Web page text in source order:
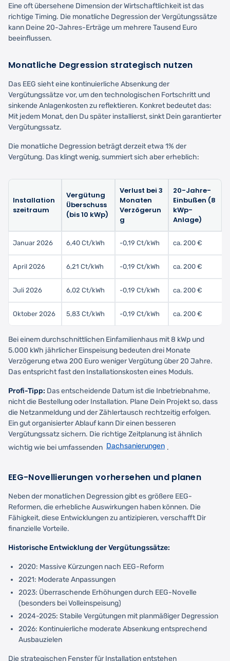
Eine oft übersehene Dimension der Wirtschaftlichkeit ist das
richtige Timing. Die monatliche Degression der Vergütungssätze
kann Deine 20-Jahres-Erträge um mehrere Tausend Euro
beeinflussen.
Monatliche Degression strategisch nutzen
Das EEG sieht eine kontinuierliche Absenkung der
Vergütungssätze vor, um den technologischen Fortschritt und
sinkende Anlagenkosten zu reflektieren. Konkret bedeutet das:
Mit jedem Monat, den Du später installierst, sinkt Dein garantierter
Vergütungssatz.
Die monatliche Degression beträgt derzeit etwa 1% der
Vergütung. Das klingt wenig, summiert sich aber erheblich:
Installation
szeitraum
Vergütung
Überschuss
(bis 10 kWp)
Verlust bei 3
Monaten
Verzögerun
g
20-Jahre-
Einbußen (8
kWp-
Anlage)
Januar 2026 6,40 Ct/kWh -0,19 Ct/kWh ca. 200 €
April 2026 6,21 Ct/kWh -0,19 Ct/kWh ca. 200 €
Juli 2026 6,02 Ct/kWh -0,19 Ct/kWh ca. 200 €
Oktober 2026 5,83 Ct/kWh -0,19 Ct/kWh ca. 200 €
Bei einem durchschnittlichen Einfamilienhaus mit 8 kWp und
5.000 kWh jährlicher Einspeisung bedeuten drei Monate
Verzögerung etwa 200 Euro weniger Vergütung über 20 Jahre.
Das entspricht fast den Installationskosten eines Moduls.
Profi-Tipp: Das entscheidende Datum ist die Inbetriebnahme,
nicht die Bestellung oder Installation. Plane Dein Projekt so, dass
die Netzanmeldung und der Zählertausch rechtzeitig erfolgen.
Ein gut organisierter Ablauf kann Dir einen besseren
Vergütungssatz sichern. Die richtige Zeitplanung ist ähnlich
wichtig wie bei umfassenden Dachsanierungen .
EEG-Novellierungen vorhersehen und planen
Neben der monatlichen Degression gibt es größere EEG-
Reformen, die erhebliche Auswirkungen haben können. Die
Fähigkeit, diese Entwicklungen zu antizipieren, verschafft Dir
finanzielle Vorteile.
Historische Entwicklung der Vergütungssätze:
2020: Massive Kürzungen nach EEG-Reform
2021: Moderate Anpassungen
2023: Überraschende Erhöhungen durch EEG-Novelle
(besonders bei Volleinspeisung)
2024-2025: Stabile Vergütungen mit planmäßiger Degression
2026: Kontinuierliche moderate Absenkung entsprechend
Ausbauzielen
Die strategischen Fenster für Installation entstehen